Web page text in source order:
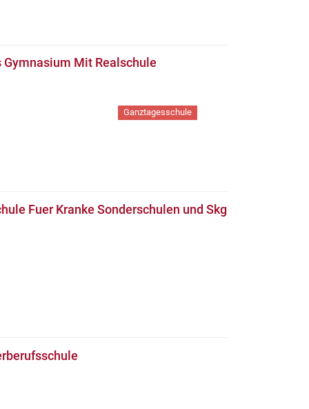
Mit Realschule
Ganztagesschule
Fuer Kranke Sonderschulen und Skg